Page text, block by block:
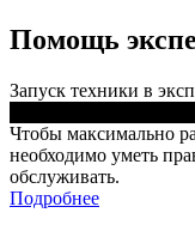
Помощь
Запуск техники в
Чтобы максимально
необходимо уметь
обслуживать.
Подробнее